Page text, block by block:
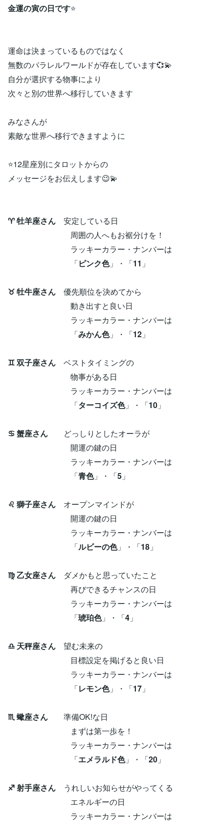
金運の寅の日です⭐
運命は決まっているものではなく
無数のパラレルワールドが存在しています💞💫
自分が選択する物事により
次々と別の世界へ移行していきます
みなさんが
素敵な世界へ移行できますように
⭐12星座別にタロットからの
メッセージをお伝えします😉💫
♈ 牡羊座さん 安定している日
周囲の人へもお裾分けを！
ラッキーカラー・ナンバーは
「ピンク色」・「11 」
♉ 牡牛座さん 優先順位を決めてから
動き出すと良い日
ラッキーカラー・ナンバーは
「みかん色」・「12 」
♊ 双子座さん ベストタイミングの
物事がある日
ラッキーカラー・ナンバーは
「ターコイズ色」・「10 」
♋ 蟹座さん どっしりとしたオーラが
開運の鍵の日
ラッキーカラー・ナンバーは
「青色」・「5 」
♌ 獅子座さん オープンマインドが
開運の鍵の日
ラッキーカラー・ナンバーは
「ルビーの色」・「18 」
♍ 乙女座さん ダメかもと思っていたこと
再びできるチャンスの日
ラッキーカラー・ナンバーは
「琥珀色」・「4 」
♎ 天秤座さん 望む未来の
目標設定を掲げると良い日
ラッキーカラー・ナンバーは
「レモン色」・「17 」
♏ 蠍座さん 準備OK!な日
まずは第一歩を！
ラッキーカラー・ナンバーは
「エメラルド色」・「20 」
♐ 射手座さん うれしいお知らせがやってくる
エネルギーの日
ラッキーカラー・ナンバーは